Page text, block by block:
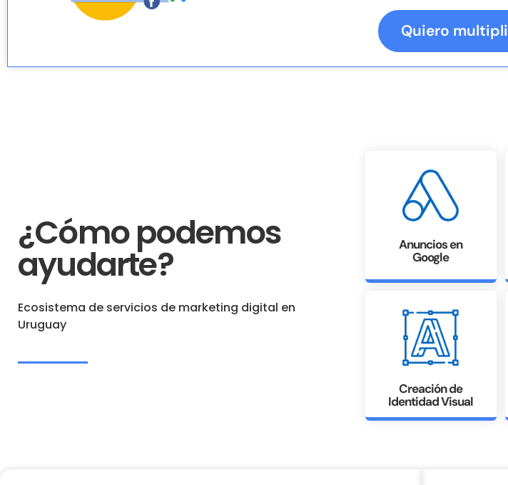
Quiero
¿Cómo podemos
ayudarte?
Ecosistema de servicios de marketing digital en
Uruguay
Anuncios en
Google
Creación de
Identidad Visual